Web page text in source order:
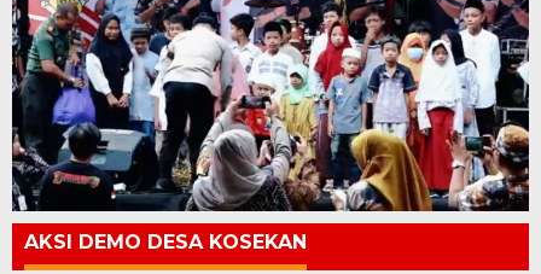
AKSI DEMO DESA KOSEKAN